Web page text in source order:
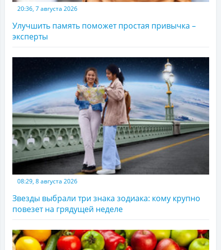
20:36, 7 августа 2026
Улучшить память поможет простая привычка –
эксперты
08:29, 8 августа 2026
Звезды выбрали три знака зодиака: кому крупно
повезет на грядущей неделе